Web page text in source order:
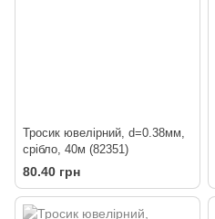
Тросик ювелірний, d=0.38мм,
срібло, 40м (82351)
80.40 грн